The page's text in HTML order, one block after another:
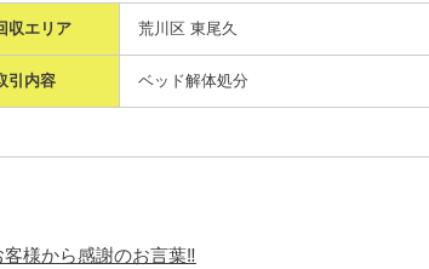
収エリア 荒川区 東尾久
引内容 ベッド解体処分
様から感謝のお言葉‼️